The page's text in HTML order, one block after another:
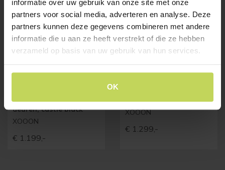
informatie over uw gebruik van onze site met onze
partners voor social media, adverteren en analyse. Deze
partners kunnen deze gegevens combineren met andere
informatie die u aan ze heeft verstrekt of die ze hebben
verzameld op basis van uw gebruik van hun services.
OK
CARVING 240cm, 5
deuren, castle black
XOOON
€ 1.199,-
ARAMON 125cm
XOOON
€ 1.299,-